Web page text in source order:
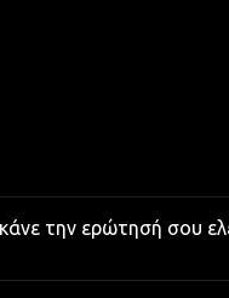
την ερώτησή σου